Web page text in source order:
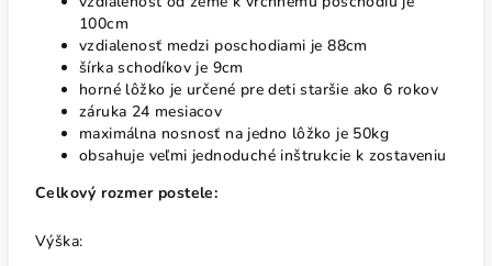
100cm
vzdialenosť medzi poschodiami je 88cm
šírka schodíkov je 9cm
horné lôžko je určené pre deti staršie ako 6 rokov
záruka 24 mesiacov
maximálna nosnosť na jedno lôžko je 50kg
obsahuje veľmi jednoduché inštrukcie k zostaveniu
Celkový rozmer postele:
Výška: